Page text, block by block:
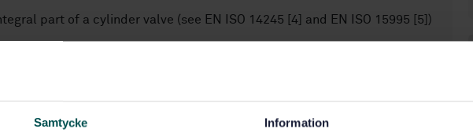
Samtycke Information
part of a cylinder valve (see EN ISO 14245 [4] and EN ISO 15995 [5])
Pressure regulators (23.060.40)